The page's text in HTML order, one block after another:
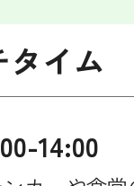
タイム
14:00